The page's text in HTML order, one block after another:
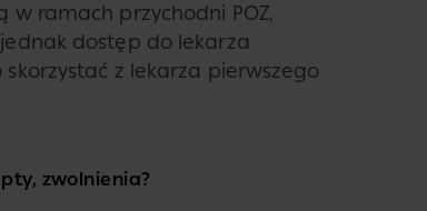
w ramach przychodni POZ,
dostęp do lekarza
z lekarza pierwszego
zwolnienia?